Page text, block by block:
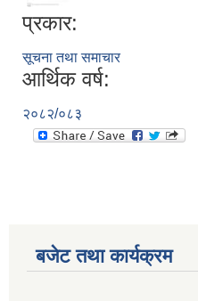
प्रकार:
सूचना तथा समाचार
आर्थिक वर्ष:
२०८२/०८३
बजेट तथा कार्यक्रम